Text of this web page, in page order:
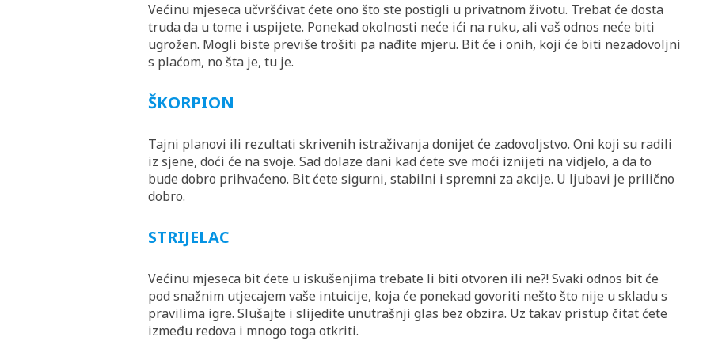
Većinu mjeseca učvršćivat ćete ono što ste postigli u privatnom životu. Trebat će dosta
truda da u tome i uspijete. Ponekad okolnosti neće ići na ruku, ali vaš odnos neće biti
ugrožen. Mogli biste previše trošiti pa nađite mjeru. Bit će i onih, koji će biti nezadovoljni
s plaćom, no šta je, tu je.
ŠKORPION
Tajni planovi ili rezultati skrivenih istraživanja donijet će zadovoljstvo. Oni koji su radili
iz sjene, doći će na svoje. Sad dolaze dani kad ćete sve moći iznijeti na vidjelo, a da to
bude dobro prihvaćeno. Bit ćete sigurni, stabilni i spremni za akcije. U ljubavi je prilično
dobro.
STRIJELAC
Većinu mjeseca bit ćete u iskušenjima trebate li biti otvoren ili ne?! Svaki odnos bit će
pod snažnim utjecajem vaše intuicije, koja će ponekad govoriti nešto što nije u skladu s
pravilima igre. Slušajte i slijedite unutrašnji glas bez obzira. Uz takav pristup čitat ćete
između redova i mnogo toga otkriti.